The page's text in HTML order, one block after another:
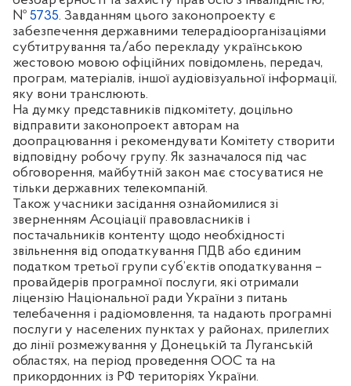
№ 5735. Завданням цього законопроекту є
забезпечення державними телерадіоорганізаціями
субтитрування та/або перекладу українською
жестовою мовою офіційних повідомлень, передач,
програм, матеріалів, іншої аудіовізуальної інформації,
яку вони транслюють.
На думку представників підкомітету, доцільно
відправити законопроект авторам на
доопрацювання і рекомендувати Комітету створити
відповідну робочу групу. Як зазначалося під час
обговорення, майбутній закон має стосуватися не
тільки державних телекомпаній.
Також учасники засідання ознайомилися зі
зверненням Асоціації правовласників і
постачальників контенту щодо необхідності
звільнення від оподаткування ПДВ або єдиним
податком третьої групи суб’єктів оподаткування –
провайдерів програмної послуги, які отримали
ліцензію Національної ради України з питань
телебачення і радіомовлення, та надають програмні
послуги у населених пунктах у районах, прилеглих
до лінії розмежування у Донецькій та Луганській
областях, на період проведення ООС та на
прикордонних із РФ територіях України.